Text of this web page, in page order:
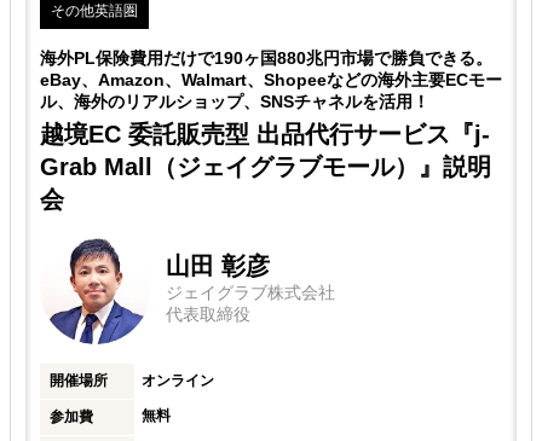
その他英語圏
海外PL保険費用だけで190ヶ国880兆円市場で勝負できる。
eBay、Amazon、Walmart、Shopeeなどの海外主要ECモー
ル、海外のリアルショップ、SNSチャネルを活用！
越境EC 委託販売型 出品代行サービス『j-
Grab Mall（ジェイグラブモール）』説明
会
山田 彰彦
ジェイグラブ株式会社
代表取締役
開催場所 オンライン
参加費 無料